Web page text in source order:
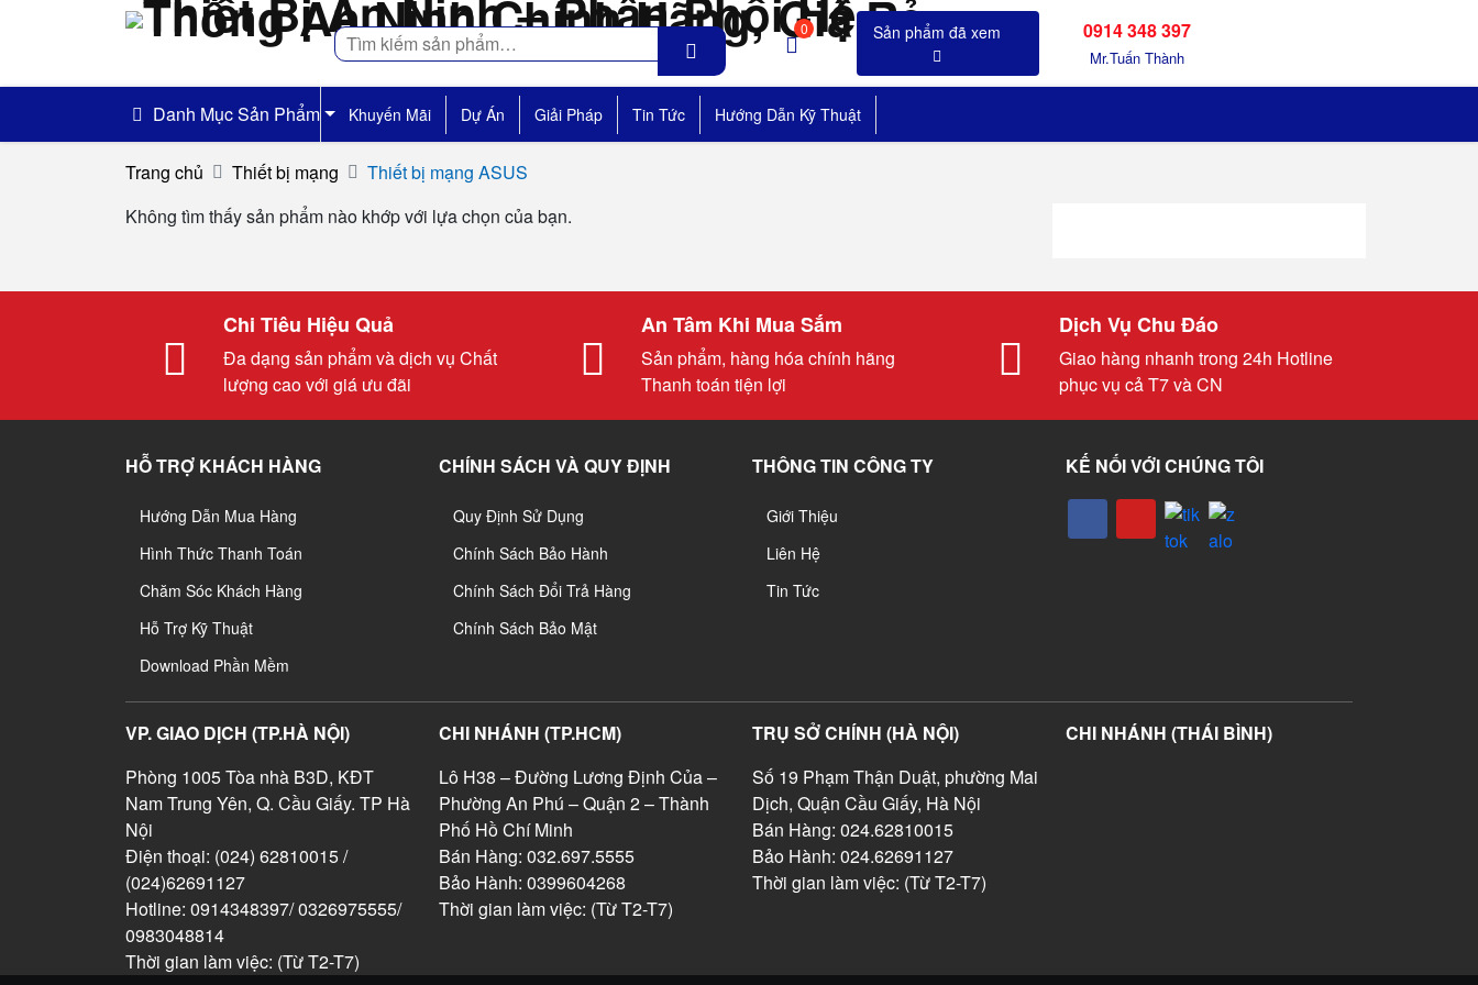
Tìm
kiếm
0 0914 348 397
Mr.Tuấn Thành
Danh Mục Sản Phẩm Khuyến Mãi Dự Án Giải Pháp Tin Tức Hướng Dẫn Kỹ Thuật
Trang chủ Thiết bị mạng
Thiết bị mạng ASUS
Không tìm thấy sản phẩm nào khớp với lựa chọn của bạn.
Chi Tiêu Hiệu Quả
Đa dạng sản phẩm và dịch vụ Chất
lượng cao với giá ưu đãi
An Tâm Khi Mua Sắm
Sản phẩm, hàng hóa chính hãng
Thanh toán tiện lợi
Dịch Vụ Chu Đáo
Giao hàng nhanh trong 24h Hotline
phục vụ cả T7 và CN
HỖ TRỢ KHÁCH HÀNG
Hướng Dẫn Mua Hàng
Hình Thức Thanh Toán
Chăm Sóc Khách Hàng
Hỗ Trợ Kỹ Thuật
Download Phần Mềm
CHÍNH SÁCH VÀ QUY ĐỊNH
Quy Định Sử Dụng
Chính Sách Bảo Hành
Chính Sách Đổi Trả Hàng
Chính Sách Bảo Mật
THÔNG TIN CÔNG TY
Giới Thiệu
Liên Hệ
Tin Tức
KẾ NỐI VỚI CHÚNG TÔI
VP. GIAO DỊCH (TP.HÀ NỘI)
Phòng 1005 Tòa nhà B3D, KĐT
Nam Trung Yên, Q. Cầu Giấy. TP Hà
Nội
Điện thoại: (024) 62810015 /
(024)62691127
Hotline: 0914348397/ 0326975555/
0983048814
Thời gian làm việc: (Từ T2-T7)
CHI NHÁNH (TP.HCM)
Lô H38 – Đường Lương Định Của –
Phường An Phú – Quận 2 – Thành
Phố Hồ Chí Minh
Bán Hàng: 032.697.5555
Bảo Hành: 0399604268
Thời gian làm việc: (Từ T2-T7)
TRỤ SỞ CHÍNH (HÀ NỘI)
Số 19 Phạm Thận Duật, phường Mai
Dịch, Quận Cầu Giấy, Hà Nội
Bán Hàng: 024.62810015
Bảo Hành: 024.62691127
Thời gian làm việc: (Từ T2-T7)
CHI NHÁNH (THÁI BÌNH)